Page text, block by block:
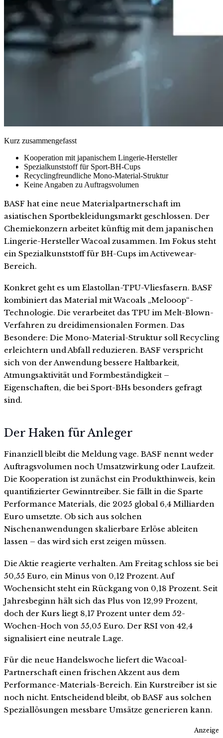
Kurz zusammengefasst
Kooperation mit japanischem Lingerie-Hersteller
Spezialkunststoff für Sport-BH-Cups
Recyclingfreundliche Mono-Material-Struktur
Keine Angaben zu Auftragsvolumen
BASF hat eine neue Materialpartnerschaft im
asiatischen Sportbekleidungsmarkt geschlossen. Der
Chemiekonzern arbeitet künftig mit dem japanischen
Lingerie-Hersteller Wacoal zusammen. Im Fokus steht
ein Spezialkunststoff für BH-Cups im Activewear-
Bereich.
Konkret geht es um Elastollan-TPU-Vliesfasern. BASF
kombiniert das Material mit Wacoals „Melooop“-
Technologie. Die verarbeitet das TPU im Melt-Blown-
Verfahren zu dreidimensionalen Formen. Das
Besondere: Die Mono-Material-Struktur soll Recycling
erleichtern und Abfall reduzieren. BASF verspricht
sich von der Anwendung bessere Haltbarkeit,
Atmungsaktivität und Formbeständigkeit –
Eigenschaften, die bei Sport-BHs besonders gefragt
sind.
Der Haken für Anleger
Finanziell bleibt die Meldung vage. BASF nennt weder
Auftragsvolumen noch Umsatzwirkung oder Laufzeit.
Die Kooperation ist zunächst ein Produkthinweis, kein
quantifizierter Gewinntreiber. Sie fällt in die Sparte
Performance Materials, die 2025 global 6,4 Milliarden
Euro umsetzte. Ob sich aus solchen
Nischenanwendungen skalierbare Erlöse ableiten
lassen – das wird sich erst zeigen müssen.
Die Aktie reagierte verhalten. Am Freitag schloss sie bei
50,55 Euro, ein Minus von 0,12 Prozent. Auf
Wochensicht steht ein Rückgang von 0,18 Prozent. Seit
Jahresbeginn hält sich das Plus von 12,99 Prozent,
doch der Kurs liegt 8,17 Prozent unter dem 52-
Wochen-Hoch von 55,05 Euro. Der RSI von 42,4
signalisiert eine neutrale Lage.
Für die neue Handelswoche liefert die Wacoal-
Partnerschaft einen frischen Akzent aus dem
Performance-Materials-Bereich. Ein Kurstreiber ist sie
noch nicht. Entscheidend bleibt, ob BASF aus solchen
Speziallösungen messbare Umsätze generieren kann.
Anzeige